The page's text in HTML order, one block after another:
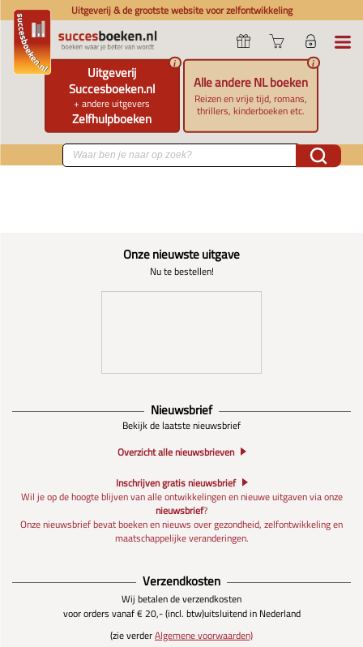
Uitgeverij & de grootste website voor zelfontwikkeling
Uitgeverij
Succesboeken.nl
+ andere uitgevers
Zelfhulpboeken
i
Alle andere NL boeken
Reizen en vrije tijd, romans,
thrillers, kinderboeken etc.
i
Onze nieuwste uitgave
Nu te bestellen!
Nieuwsbrief
Bekijk de laatste nieuwsbrief
Overzicht alle nieuwsbrieven
Inschrijven gratis nieuwsbrief
Wil je op de hoogte blijven van alle ontwikkelingen en nieuwe uitgaven via onze
nieuwsbrief?
Onze nieuwsbrief bevat boeken en nieuws over gezondheid, zelfontwikkeling en
maatschappelijke veranderingen.
Verzendkosten
Wij betalen de verzendkosten
voor orders vanaf € 20,- (incl. btw)uitsluitend in Nederland
(zie verderAlgemene voorwaarden)